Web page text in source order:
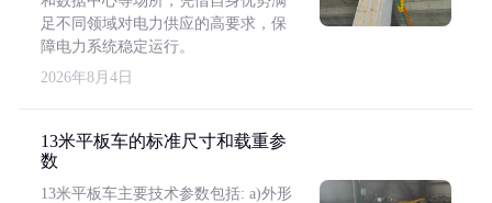
足不同领域对电力供应的高要求，保
障电力系统稳定运行。
2026年8月4日
13米平板车的标准尺寸和载重参
数
13米平板车主要技术参数包括: a)外形